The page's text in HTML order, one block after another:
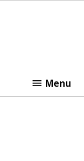
Menu